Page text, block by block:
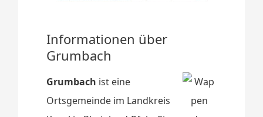
Informationen über
Grumbach
Grumbach ist eine
Ortsgemeinde im Landkreis